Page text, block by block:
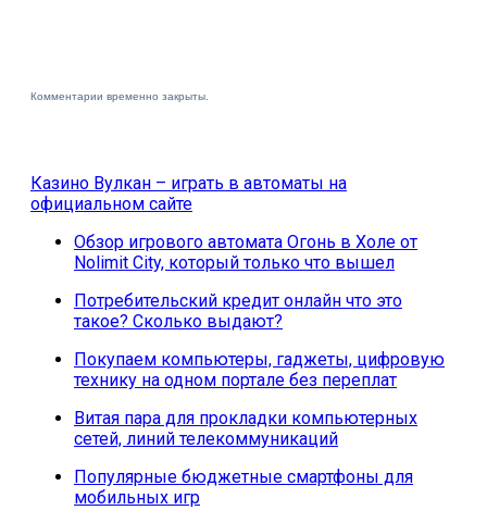
Комментарии временно закрыты.
Казино Вулкан – играть в автоматы на
официальном сайте
Обзор игрового автомата Огонь в Холе от
Nolimit City, который только что вышел
Потребительский кредит онлайн что это
такое? Сколько выдают?
Покупаем компьютеры, гаджеты, цифровую
технику на одном портале без переплат
Витая пара для прокладки компьютерных
сетей, линий телекоммуникаций
Популярные бюджетные смартфоны для
мобильных игр